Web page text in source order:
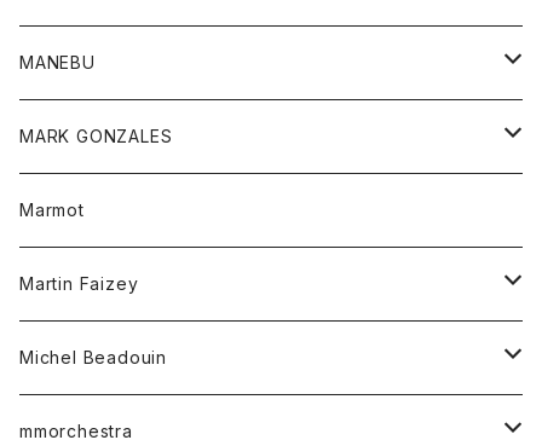
ベスト
ポロシャツ
ロングスリーブTシャツ
セーター
チュニック
ワンピース
Tシャツ
靴
MANEBU
靴
MARK GONZALES
トップス
Tシャツ
Marmot
Martin Faizey
ベルト
Michel Beadouin
トップス
mmorchestra